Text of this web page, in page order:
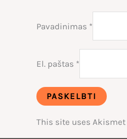
Pavadinimas *
El. paštas *
This site uses Akismet